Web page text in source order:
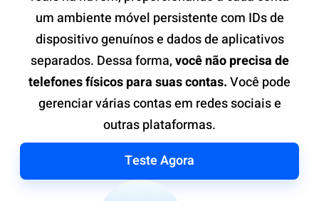
um ambiente móvel persistente com IDs de
dispositivo genuínos e dados de aplicativos
separados. Dessa forma,você não precisa de
telefones físicos para suas contas.Você pode
gerenciar várias contas em redes sociais e
outras plataformas.
Teste Agora